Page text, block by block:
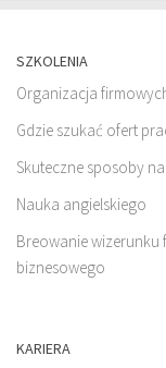
SZKOLENIA
Organizacja
Gdzie szukać ofert
Skuteczne sposoby
Nauka angielskiego
Breowanie wizerunku
biznesowego
KARIERA